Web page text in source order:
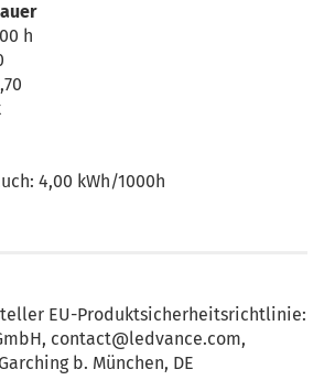
h
4,00 kWh/1000h
EU-Produktsicherheitsrichtlinie:
contact@ledvance.com,
b. München, DE